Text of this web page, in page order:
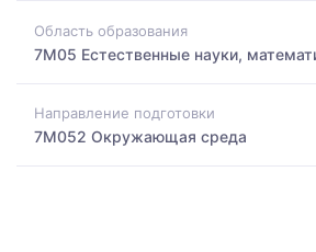
Область образования
7M05 Естественные науки,
Направление подготовки
7M052 Окружающая среда